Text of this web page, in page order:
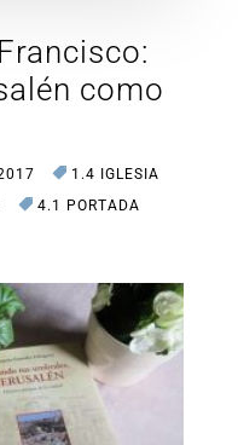
como
1.4 IGLESIA
4.1 PORTADA